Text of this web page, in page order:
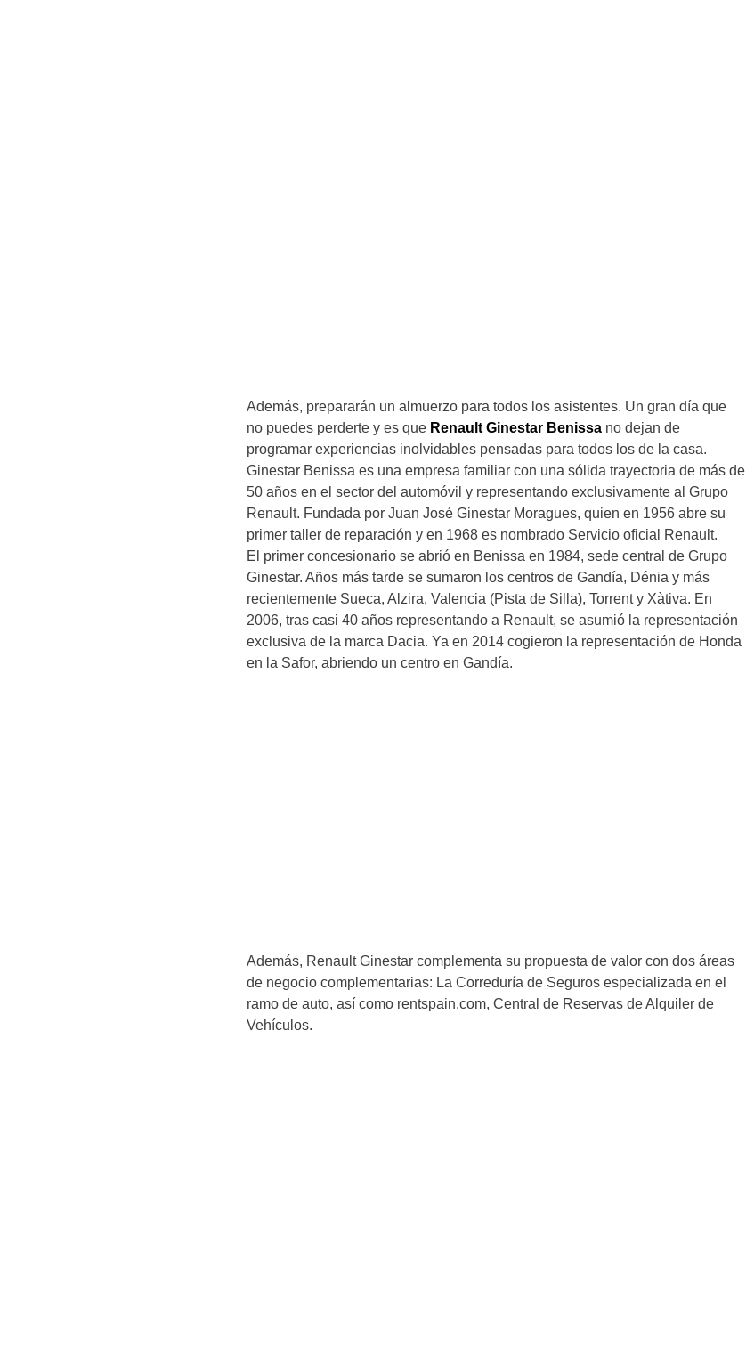
Además, prepararán un almuerzo para todos los asistentes. Un gran día que
no puedes perderte y es que Renault Ginestar Benissa no dejan de
programar experiencias inolvidables pensadas para todos los de la casa.
Ginestar Benissa es una empresa familiar con una sólida trayectoria de más de
50 años en el sector del automóvil y representando exclusivamente al Grupo
Renault. Fundada por Juan José Ginestar Moragues, quien en 1956 abre su
primer taller de reparación y en 1968 es nombrado Servicio oficial Renault.
El primer concesionario se abrió en Benissa en 1984, sede central de Grupo
Ginestar. Años más tarde se sumaron los centros de Gandía, Dénia y más
recientemente Sueca, Alzira, Valencia (Pista de Silla), Torrent y Xàtiva. En
2006, tras casi 40 años representando a Renault, se asumió la representación
exclusiva de la marca Dacia. Ya en 2014 cogieron la representación de Honda
en la Safor, abriendo un centro en Gandía.
Además, Renault Ginestar complementa su propuesta de valor con dos áreas
de negocio complementarias: La Correduría de Seguros especializada en el
ramo de auto, así como rentspain.com, Central de Reservas de Alquiler de
Vehículos.